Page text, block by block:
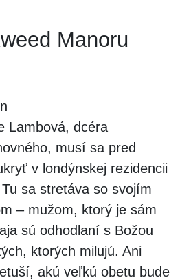
Manoru
Lambová, dcéra
musí sa pred
v londýnskej rezidencii
sa stretáva so svojím
– mužom, ktorý je sám
sú odhodlaní s Božou
ktorých milujú. Ani
akú veľkú obetu bude